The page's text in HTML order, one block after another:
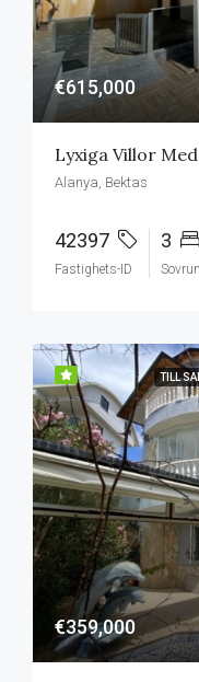
€615,000
Alanya, Bektas
42397
Fastighets-ID
3
TILL
€359,000